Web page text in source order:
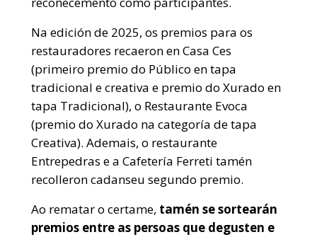
Na edición de 2025, os premios para os
restauradores recaeron en Casa Ces
(primeiro premio do Público en tapa
tradicional e creativa e premio do Xurado en
tapa Tradicional), o Restaurante Evoca
(premio do Xurado na categoría de tapa
Creativa). Ademais, o restaurante
Entrepedras e a Cafetería Ferreti tamén
recolleron cadanseu segundo premio.
Ao rematar o certame, tamén se sortearán
premios entre as persoas que degusten e